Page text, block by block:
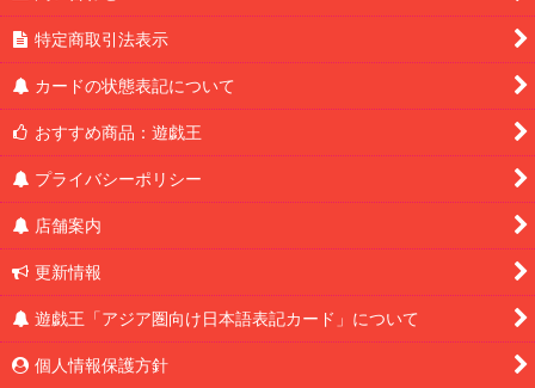
特定商取引法表示
カードの状態表記について
おすすめ商品：遊戯王
プライバシーポリシー
店舗案内
更新情報
遊戯王「アジア圏向け日本語表記カード」について
個人情報保護方針